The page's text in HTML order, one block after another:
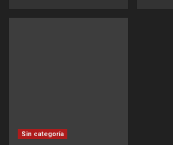
Sin categoría